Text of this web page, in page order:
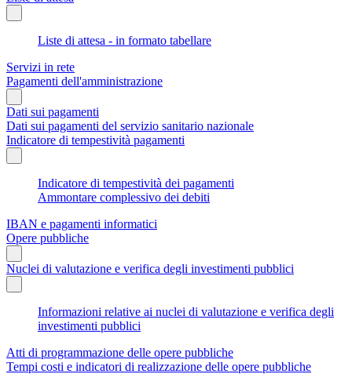
Liste di attesa - in formato tabellare
Servizi in rete
Pagamenti dell'amministrazione
Dati sui pagamenti
Dati sui pagamenti del servizio sanitario nazionale
Indicatore di tempestività pagamenti
Indicatore di tempestività dei pagamenti
Ammontare complessivo dei debiti
IBAN e pagamenti informatici
Opere pubbliche
Nuclei di valutazione e verifica degli investimenti pubblici
Informazioni relative ai nuclei di valutazione e verifica degli
investimenti pubblici
Atti di programmazione delle opere pubbliche
Tempi costi e indicatori di realizzazione delle opere pubbliche